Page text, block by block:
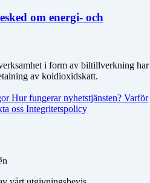
om energi- och
i form av biltillverkning har
av koldioxidskatt.
Hur fungerar nyhetstjänsten? Varför
oss Integritetspolicy